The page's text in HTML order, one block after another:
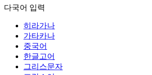
다국어 입력
히라가나
가타카나
중국어
한글고어
그리스문자